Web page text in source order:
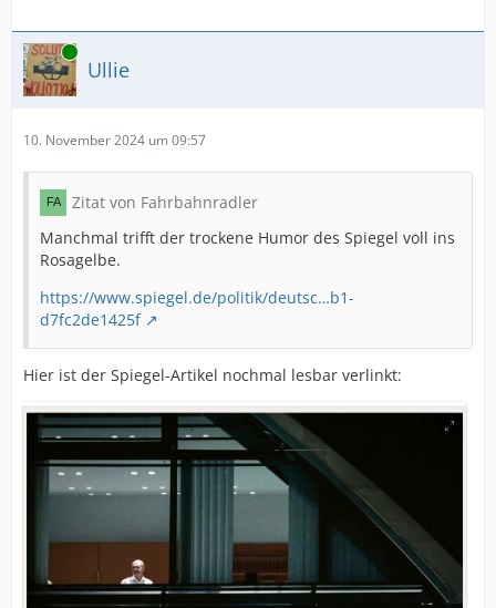
Online
Ullie
10. November 2024 um 09:57
Zitat von Fahrbahnradler
Manchmal trifft der trockene Humor des Spiegel voll ins
Rosagelbe.
https://www.spiegel.de/politik/deutsc…b1-
d7fc2de1425f
Hier ist der Spiegel-Artikel nochmal lesbar verlinkt: